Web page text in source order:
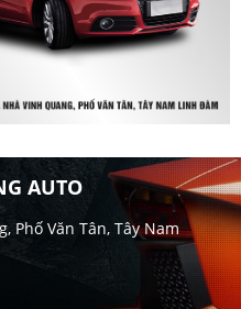
AUTO
Phố Văn Tân, Tây Nam